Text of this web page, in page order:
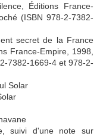
Éditions France-
(ISBN 978-2-7382-
secret de la France
France-Empire, 1998,
7382-1669-4 et 978-2-
Solar
suivi d'une note sur